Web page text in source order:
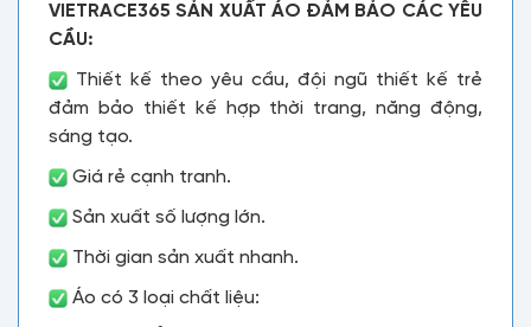
VIETRACE365 SẢN XUẤT ÁO ĐẢM BẢO CÁC YÊU
CẦU:
Thiết kế theo yêu cầu, đội ngũ thiết kế trẻ
đảm bảo thiết kế hợp thời trang, năng động,
sáng tạo.
Giá rẻ cạnh tranh.
Sản xuất số lượng lớn.
Thời gian sản xuất nhanh.
Áo có 3 loại chất liệu: